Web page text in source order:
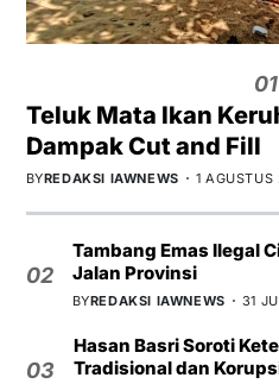
01
Teluk Mata Ikan
Dampak Cut and Fill
BYREDAKSI IAWNEWS 1
02
Tambang Emas Ilegal
Jalan Provinsi
BYREDAKSI IAWNEWS 31
03
Hasan Basri Soroti
Tradisional dan